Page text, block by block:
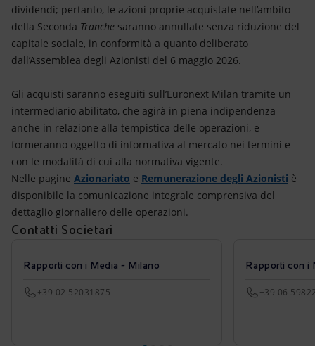
dividendi; pertanto, le azioni proprie acquistate nell’ambito
della Seconda Tranche saranno annullate senza riduzione del
capitale sociale, in conformità a quanto deliberato
dall’Assemblea degli Azionisti del 6 maggio 2026.
Gli acquisti saranno eseguiti sull’Euronext Milan tramite un
intermediario abilitato, che agirà in piena indipendenza
anche in relazione alla tempistica delle operazioni, e
formeranno oggetto di informativa al mercato nei termini e
con le modalità di cui alla normativa vigente.
Nelle pagine Azionariato e Remunerazione degli Azionisti è
disponibile la comunicazione integrale comprensiva del
dettaglio giornaliero delle operazioni.
Contatti Societari
Rapporti con i Media - Milano
+39 02 52031875
Rapporti con i
+39 06